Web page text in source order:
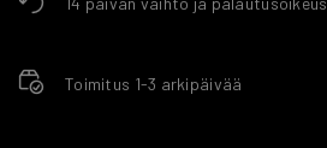
Toimitus 1-3 arkipäivää